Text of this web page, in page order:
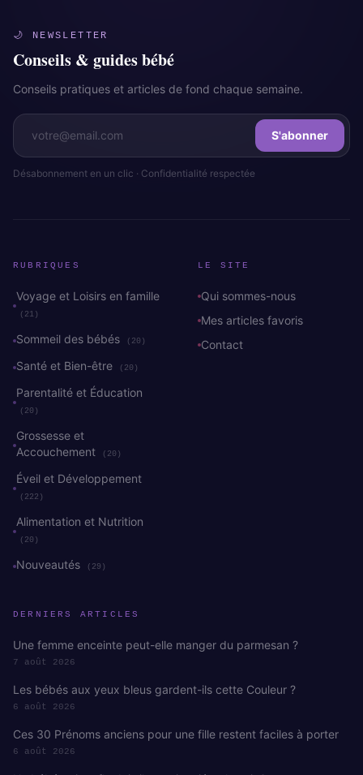
🌙 NEWSLETTER
Conseils & guides bébé
Conseils pratiques et articles de fond chaque semaine.
S'abonner
Désabonnement en un clic · Confidentialité respectée
RUBRIQUES
Voyage et Loisirs en famille
(21)
Sommeil des bébés (20)
Santé et Bien-être (20)
Parentalité et Éducation
(20)
Grossesse et
Accouchement
(20)
Éveil et Développement
(222)
Alimentation et Nutrition
(20)
Nouveautés (29)
LE SITE
Qui sommes-nous
Mes articles favoris
Contact
DERNIERS ARTICLES
Une femme enceinte peut-elle manger du parmesan ?
7 août 2026
Les bébés aux yeux bleus gardent-ils cette Couleur ?
6 août 2026
Ces 30 Prénoms anciens pour une fille restent faciles à porter
6 août 2026